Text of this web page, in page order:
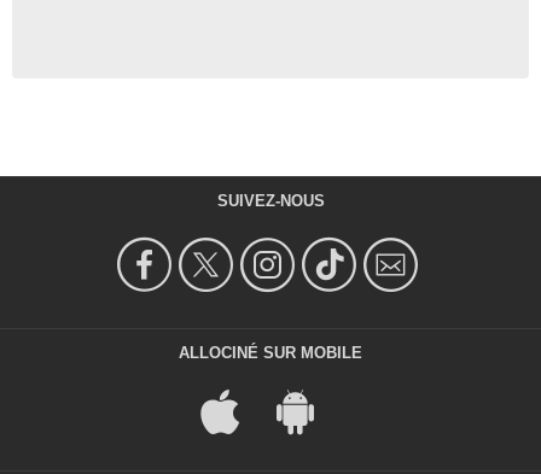
SUIVEZ-NOUS
ALLOCINÉ SUR MOBILE